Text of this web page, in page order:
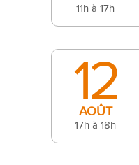
11h à 17h
12
AOÛT
17h à 18h